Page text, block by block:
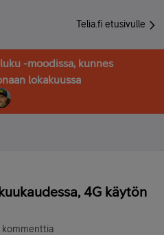
Telia.fi etusivulle
-moodissa, kunnes
lokakuussa
4G käytön
kommenttia